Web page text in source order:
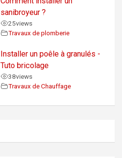
sanibroyeur ?
25views
Travaux de plomberie
Installer un poêle à granulés -
Tuto bricolage
38views
Travaux de Chauffage